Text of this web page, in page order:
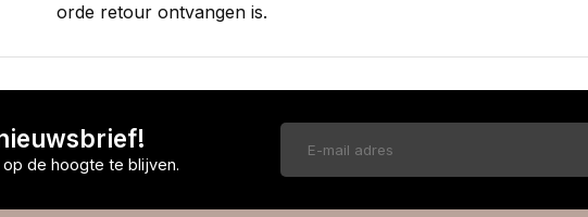
orde retour ontvangen is.
de hoogte te blijven.